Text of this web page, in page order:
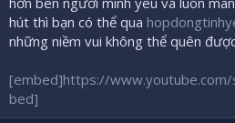
hút thì bạn có thể qua
những niềm vui không thể quên
[embed]https://
bed]